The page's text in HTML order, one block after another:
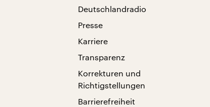
Deutschlandradio
Presse
Karriere
Transparenz
Korrekturen und
Richtigstellungen
Barrierefreiheit